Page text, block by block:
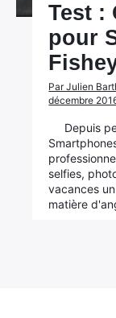
Test :
pour
Par Julien
décembre
Depuis
selfies,
vacances
matière